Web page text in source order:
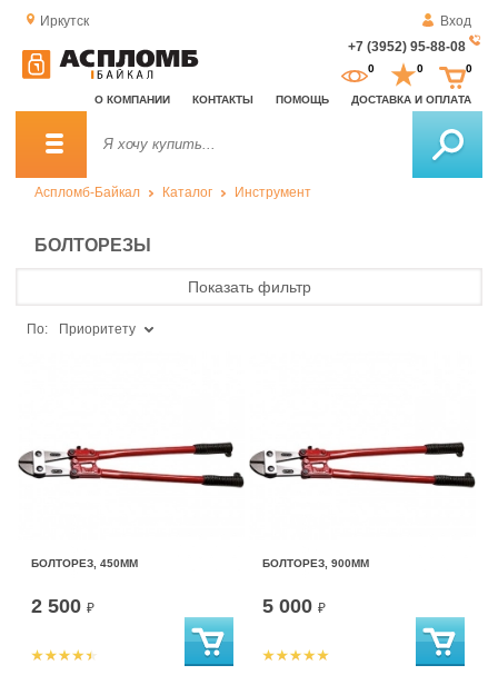
Иркутск
Вход
+7 (3952) 95-88-08
О КОМПАНИИ КОНТАКТЫ ПОМОЩЬ ДОСТАВКА И ОПЛАТА
0 0 0
Аспломб-Байкал Каталог Инструмент
БОЛТОРЕЗЫ
Показать фильтр
По: Приоритету
БОЛТОРЕЗ, 450ММ
2 500 ₽
БОЛТОРЕЗ, 900ММ
5 000 ₽